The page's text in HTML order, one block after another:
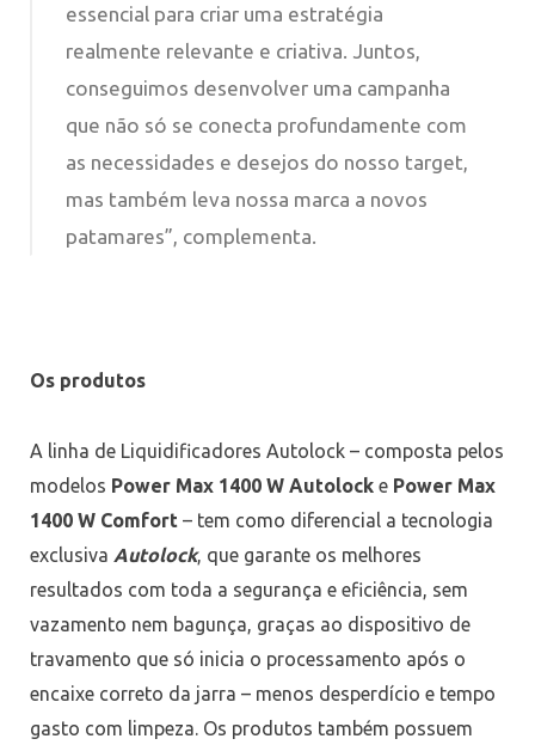
essencial para criar uma estratégia
realmente relevante e criativa. Juntos,
conseguimos desenvolver uma campanha
que não só se conecta profundamente com
as necessidades e desejos do nosso target,
mas também leva nossa marca a novos
patamares”, complementa.
Os produtos
A linha de Liquidificadores Autolock – composta pelos
modelos Power Max 1400 W Autolock e Power Max
1400 W Comfort – tem como diferencial a tecnologia
exclusiva Autolock, que garante os melhores
resultados com toda a segurança e eficiência, sem
vazamento nem bagunça, graças ao dispositivo de
travamento que só inicia o processamento após o
encaixe correto da jarra – menos desperdício e tempo
gasto com limpeza. Os produtos também possuem